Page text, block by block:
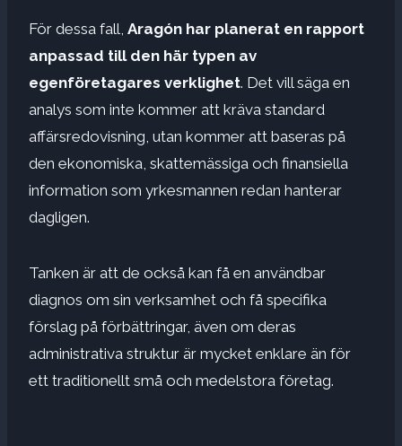
För dessa fall, Aragón har planerat en rapport
anpassad till den här typen av
egenföretagares verklighet. Det vill säga en
analys som inte kommer att kräva standard
affärsredovisning, utan kommer att baseras på
den ekonomiska, skattemässiga och finansiella
information som yrkesmannen redan hanterar
dagligen.
Tanken är att de också kan få en användbar
diagnos om sin verksamhet och få specifika
förslag på förbättringar, även om deras
administrativa struktur är mycket enklare än för
ett traditionellt små och medelstora företag.